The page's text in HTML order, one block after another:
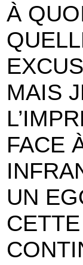
À
MAIS
FACE
UN